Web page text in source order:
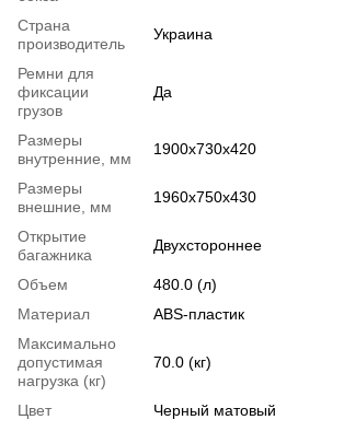
Страна
производитель
Украина
Ремни для
фиксации
грузов
Да
Размеры
внутренние, мм
1900x730x420
Размеры
внешние, мм
1960x750x430
Открытие
багажника
Двухстороннее
Объем
480.0 (л)
Материал
ABS-пластик
Максимально
допустимая
нагрузка (кг)
70.0 (кг)
Цвет Черный матовый